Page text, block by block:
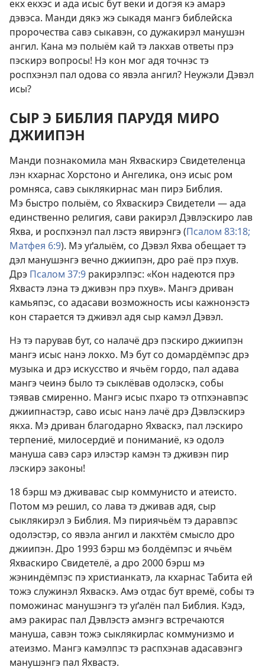
екх екхэс и ада исыс бут веки и догэя кэ амарэ
дэвэса. Манди дякэ жэ сыкадя мангэ библейска
пророчества савэ сыкавэн, со дужакирэл манушэн
ангил. Кана мэ полыём кай тэ лакхав ответы прэ
пэскирэ вопросы! Нэ кон мог адя точнэс тэ
роспхэнэл пал одова со явэла ангил? Неужэли Дэвэл
исы?
СЫР Э БИБЛИЯ ПАРУДЯ МИРО
ДЖИИПЭН
Манди познакомила ман Яхваскирэ Свидетеленца
лэн кхарнас Хорстоно и Ангелика, онэ исыс ром
ромняса, савэ сыклякирнас ман пирэ Библия.
Мэ быстро полыём, со Яхваскирэ Свидетели — ада
единственно религия, сави ракирэл Дэвлэскиро лав
Яхва, и роспхэнэл пал лэстэ явирэнгэ (Псалом 83:18;
Матфея 6:9). Мэ уґалыём, со Дэвэл Яхва обещает тэ
дэл манушэнгэ вечно джиипэн, дро раё прэ пхув.
Дрэ Псалом 37:9 ракирэлпэс: «Кон надеются прэ
Яхвастэ лэна тэ дживэн прэ пхув». Мангэ дриван
камьяпэс, со адасави возможность исы кажнонэстэ
кон старается тэ дживэл адя сыр камэл Дэвэл.
Нэ тэ парував бут, со налачё дрэ пэскиро джиипэн
мангэ исыс нанэ локхо. Мэ бут со домардёмпэс дрэ
музыка и дрэ искусство и ячьём гордо, пал адава
мангэ чеинэ было тэ сыклёвав одолэскэ, собы
тэявав смиренно. Мангэ исыс пхаро тэ отпхэнавпэс
джиипнастэр, саво исыс нанэ лачё дрэ Дэвлэскирэ
якха. Мэ дриван благодарно Яхваскэ, пал лэскиро
терпениё, милосердиё и пониманиё, кэ одолэ
мануша савэ сарэ илэстэр камэн тэ дживэн пир
лэскирэ законы!
18 бэрш мэ дживавас сыр коммунисто и атеисто.
Потом мэ решил, со лава тэ дживав адя, сыр
сыклякирэл э Библия. Мэ пириячьём тэ даравпэс
одолэстэр, со явэла ангил и лакхтём смысло дро
джиипэн. Дро 1993 бэрш мэ болдёмпэс и ячьём
Яхваскиро Свидетелё, а дро 2000 бэрш мэ
жэниндёмпэс пэ христианкатэ, ла кхарнас Табита ей
тожэ служинэл Яхваскэ. Амэ отдас бут времё, собы тэ
поможинас манушэнгэ тэ уґалён пал Библия. Кэдэ,
амэ ракирас пал Дэвлэстэ амэнгэ встречаются
мануша, савэн тожэ сыклякирлас коммунизмо и
атеизмо. Мангэ камэлпэс тэ распхэнав адасавэнгэ
манушэнгэ пал Яхвастэ.